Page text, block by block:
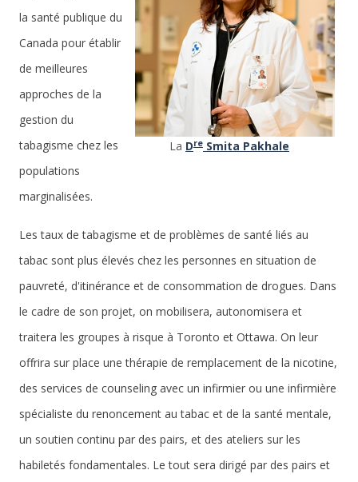
La Dre Smita Pakhale
la santé publique du
Canada pour établir
de meilleures
approches de la
gestion du
tabagisme chez les
populations
marginalisées.
Les taux de tabagisme et de problèmes de santé liés au
tabac sont plus élevés chez les personnes en situation de
pauvreté, d'itinérance et de consommation de drogues. Dans
le cadre de son projet, on mobilisera, autonomisera et
traitera les groupes à risque à Toronto et Ottawa. On leur
offrira sur place une thérapie de remplacement de la nicotine,
des services de counseling avec un infirmier ou une infirmière
spécialiste du renoncement au tabac et de la santé mentale,
un soutien continu par des pairs, et des ateliers sur les
habiletés fondamentales. Le tout sera dirigé par des pairs et